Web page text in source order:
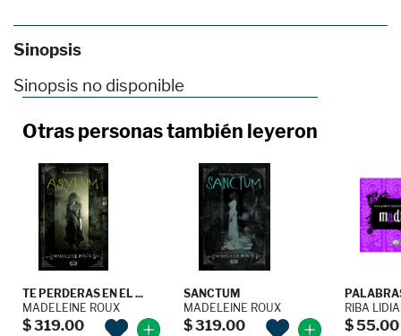
Sinopsis
Sinopsis no disponible
Otras personas también leyeron
TE PERDERAS EN EL ...
MADELEINE ROUX
$ 319.00
SANCTUM
MADELEINE ROUX
$ 319.00
RIBA
$ 55.00